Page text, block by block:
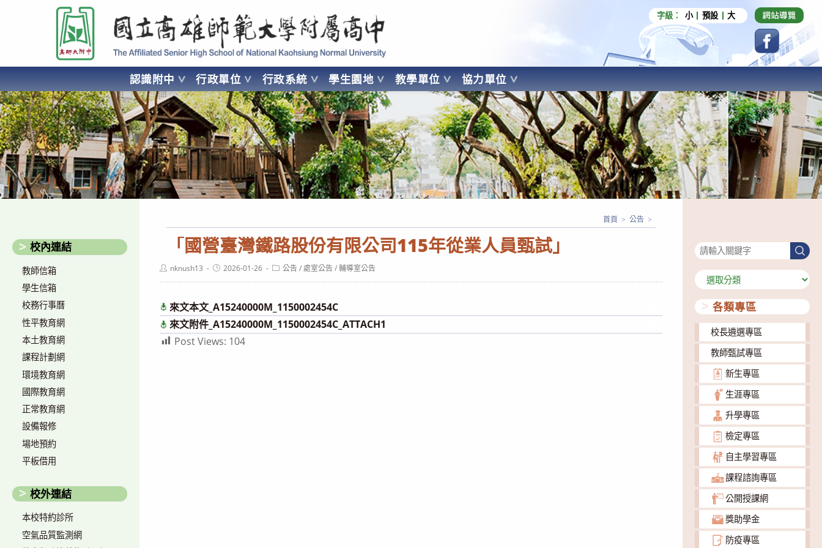
要
容
國立高雄師範大學附屬高級中學 Affiliated Senior High School of National Kaohsiung Normal University
字級： 小 預設 大
認識附中 行政單位 行政系統 學生園地 教學單位 協力單位
AFFILIATED SENIOR HIGH SCHOOL OF NATIONAL KAOHSIUNG NORMAL UNIVERSITY
「國營臺灣鐵路股份有限公司115年從業人員甄試」
首頁 > 公告 >
Postnknush13
Post2026-01-26
Post公告 / 處室公告 / 輔導室公告
來文本文_A15240000M_1150002454C
來文附件_A15240000M_1150002454C_ATTACH1
Post Views: 104
校內連結
教師信箱
學生信箱
校務行事曆
性平教育網
本土教育網
課程計劃網
環境教育網
國際教育網
正常教育網
設備報修
場地預約
平板借用
校外連結
本校特約診所
空氣品質監測網
搜
尋
分
類
各類專區
校長遴選專區
教師甄試專區
新生專區
生涯專區
升學專區
檢定專區
自主學習專區
課程諮詢專區
公開授課網
獎助學金
防疫專區